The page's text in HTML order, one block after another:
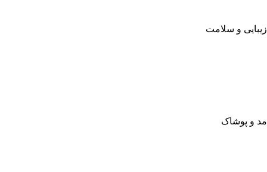
زیبایی و سلامت
مد و پوشاک